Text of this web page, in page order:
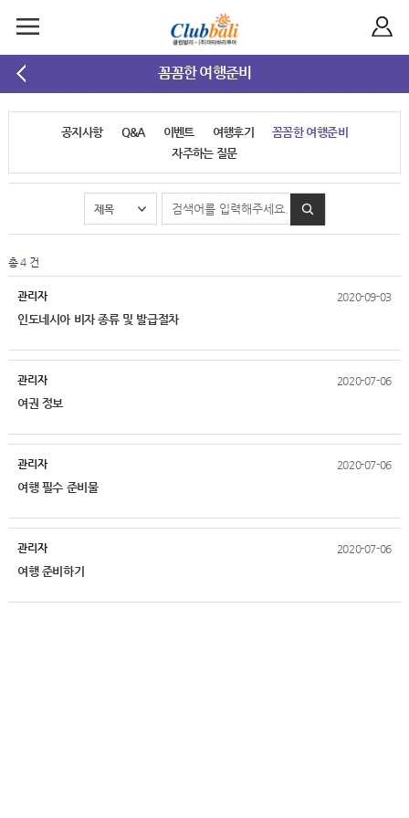
꼼꼼한 여행준비
공지사항 Q&A 이벤트 여행후기
꼼꼼한 여행준비
자주하는 질문
총4건
관리자 2020-09-03
인도네시아 비자 종류 및 발급절차
관리자 2020-07-06
여권 정보
관리자 2020-07-06
여행 필수 준비물
관리자 2020-07-06
여행 준비하기